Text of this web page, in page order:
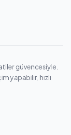
güvencesiyle.
yapabilir, hızlı